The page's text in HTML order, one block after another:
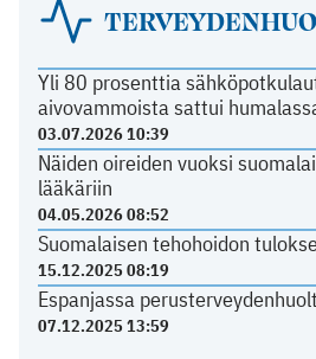
Yli 80 prosenttia
aivovammoista sattui
03.07.2026 10:39
Näiden oireiden vuoksi
lääkäriin
04.05.2026 08:52
Suomalaisen tehohoidon
15.12.2025 08:19
Espanjassa
07.12.2025 13:59